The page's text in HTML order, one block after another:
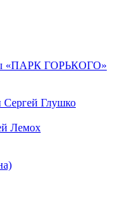
«ПАРК ГОРЬКОГО»
Сергей Глушко
Лемох